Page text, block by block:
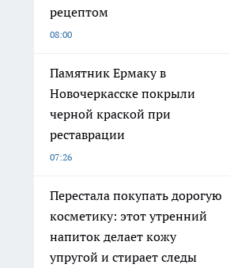
рецептом
08:00
Памятник Ермаку в
Новочеркасске покрыли
черной краской при
реставрации
07:26
Перестала покупать дорогую
косметику: этот утренний
напиток делает кожу
упругой и стирает следы